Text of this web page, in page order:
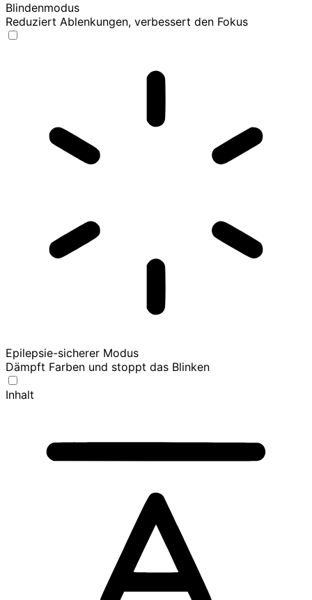
Blindenmodus
Reduziert Ablenkungen, verbessert den Fokus
Epilepsie-sicherer Modus
Dämpft Farben und stoppt das Blinken
Inhalt